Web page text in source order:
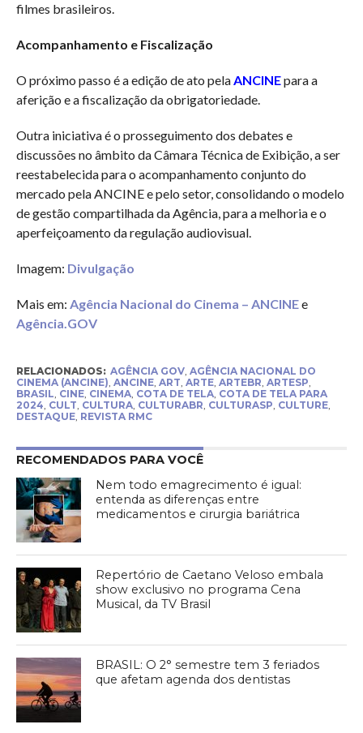
filmes brasileiros.
Acompanhamento e Fiscalização
O próximo passo é a edição de ato pela ANCINEpara a
aferição e a fiscalização da obrigatoriedade.
Outra iniciativa é o prosseguimento dos debates e
discussões no âmbito da Câmara Técnica de Exibição, a ser
reestabelecida para o acompanhamento conjunto do
mercado pela ANCINE e pelo setor, consolidando o modelo
de gestão compartilhada da Agência, para a melhoria e o
aperfeiçoamento da regulação audiovisual.
Imagem: Divulgação
Mais em: Agência Nacional do Cinema – ANCINEe
Agência.GOV
RELACIONADOS: AGÊNCIA GOV, AGÊNCIA NACIONAL DO
CINEMA (ANCINE) ANCINE, ART ARTE, ARTEBR ARTESP
BRASIL CINE, CINEMA, COTA DE TELA, COTA DE TELA PARA
2024 CULT CULTURA, CULTURABR CULTURASP CULTURE,
DESTAQUE, REVISTA RMC
RECOMENDADOS PARA VOCÊ
Nem todo emagrecimento é igual:
entenda as diferenças entre
medicamentos e cirurgia bariátrica
Repertório de Caetano Veloso embala
show exclusivo no programa Cena
Musical, da TV Brasil
BRASIL: O 2° semestre tem 3 feriados
que afetam agenda dos dentistas